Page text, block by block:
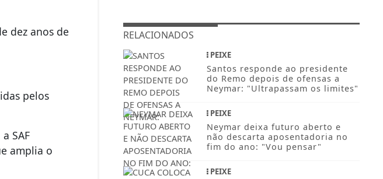
dez anos de
pelos
SAF
amplia o
RELACIONADOS
PEIXE
Santos responde ao presidente
do Remo depois de ofensas a
Neymar: "Ultrapassam os limites"
PEIXE
Neymar deixa futuro aberto e
não descarta aposentadoria no
fim do ano: "Vou pensar"
PEIXE